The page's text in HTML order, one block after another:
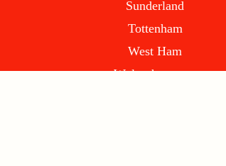
Sunderland
Tottenham
West Ham
Wolverhampton